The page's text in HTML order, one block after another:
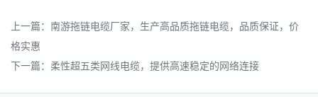
上一篇： 南游拖链电缆厂家，生产高品质拖链电缆，品质保证，价
格实惠
下一篇： 柔性超五类网线电缆，提供高速稳定的网络连接